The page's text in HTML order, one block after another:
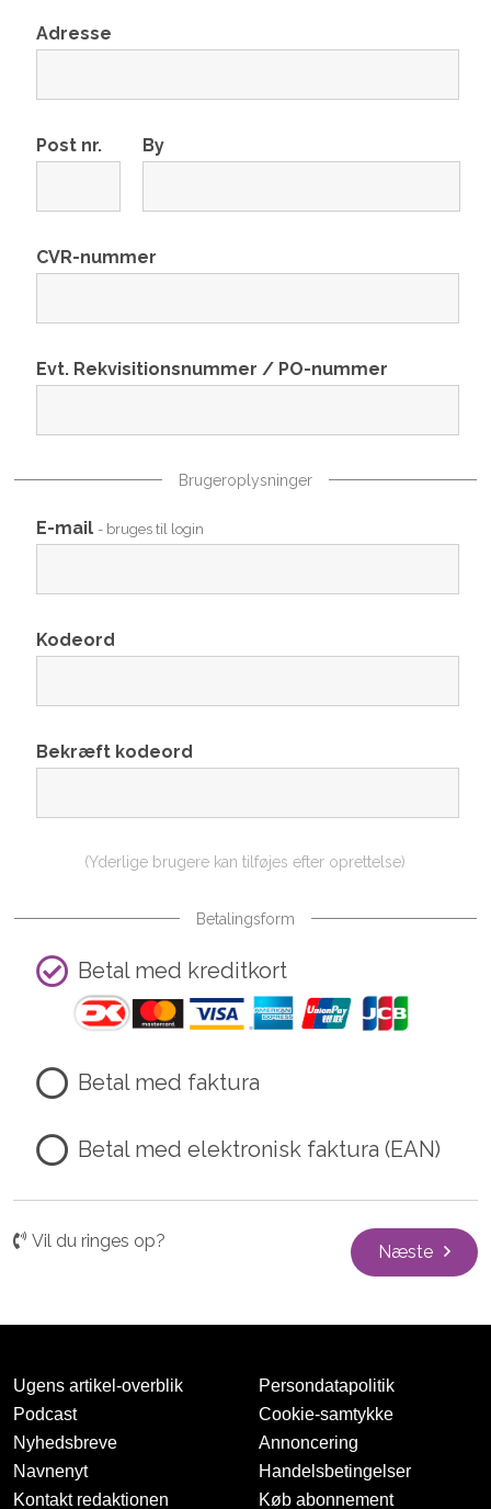
Adresse
Post nr. By
CVR-nummer
Evt. Rekvisitionsnummer / PO-nummer
Brugeroplysninger
E-mail - bruges til login
Kodeord
Bekræft kodeord
(Yderlige brugere kan tilføjes efter oprettelse)
Betalingsform
Betal med kreditkort
Betal med faktura
Betal med elektronisk faktura (EAN)
Vil du ringes op?
Næste
Ugens artikel-overblik
Podcast
Nyhedsbreve
Navnenyt
Kontakt redaktionen
Persondatapolitik
Cookie-samtykke
Annoncering
Handelsbetingelser
Køb abonnement